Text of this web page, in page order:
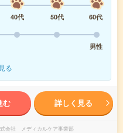
40代 50代
60代
男性
る
む 詳しく見る
会社 メディカルケア事業部